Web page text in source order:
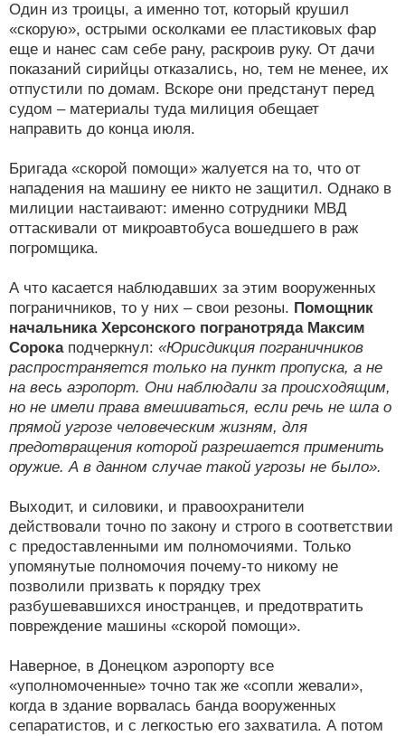
Один из троицы, а именно тот, который крушил
«скорую», острыми осколками ее пластиковых фар
еще и нанес сам себе рану, раскроив руку. От дачи
показаний сирийцы отказались, но, тем не менее, их
отпустили по домам. Вскоре они предстанут перед
судом – материалы туда милиция обещает
направить до конца июля.
Бригада «скорой помощи» жалуется на то, что от
нападения на машину ее никто не защитил. Однако в
милиции настаивают: именно сотрудники МВД
оттаскивали от микроавтобуса вошедшего в раж
погромщика.
А что касается наблюдавших за этим вооруженных
пограничников, то у них – свои резоны. Помощник
начальника Херсонского погранотряда Максим
Сорокаподчеркнул: «Юрисдикция пограничников
распространяется только на пункт пропуска, а не
на весь аэропорт. Они наблюдали за происходящим,
но не имели права вмешиваться, если речь не шла о
прямой угрозе человеческим жизням, для
предотвращения которой разрешается применить
оружие. А в данном случае такой угрозы не было».
Выходит, и силовики, и правоохранители
действовали точно по закону и строго в соответствии
с предоставленными им полномочиями. Только
упомянутые полномочия почему-то никому не
позволили призвать к порядку трех
разбушевавшихся иностранцев, и предотвратить
повреждение машины «скорой помощи».
Наверное, в Донецком аэропорту все
«уполномоченные» точно так же «сопли жевали»,
когда в здание ворвалась банда вооруженных
сепаратистов, и с легкостью его захватила. А потом